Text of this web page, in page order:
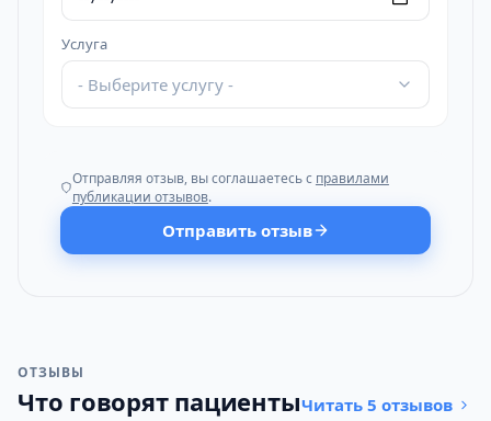
Услуга
- Выберите услугу -
Отправляя отзыв, вы соглашаетесь с правилами
публикации отзывов.
Отправить отзыв
ОТЗЫВЫ
Что говорят пациентыЧитать 5 отзывов